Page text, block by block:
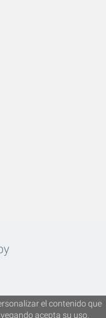
el contenido que
acepta su uso.